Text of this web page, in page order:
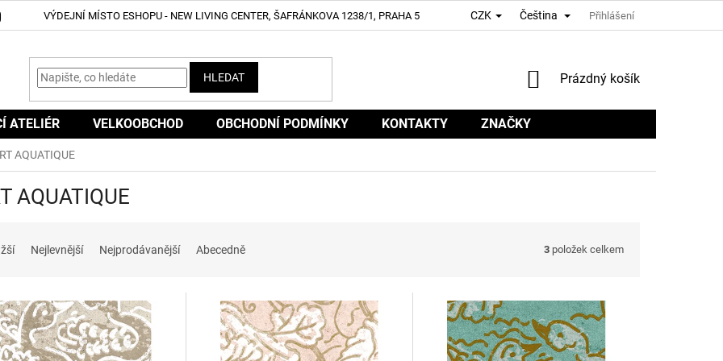
VÝDEJNÍ MÍSTO ESHOPU - NEW LIVING CENTER, ŠAFRÁNKOVA 1238/1, PRAHA 5 CZK Čeština Přihlášení
HLEDAT
NÁKUPNÍ
Prázdný košík
ATELIÉR VELKOOBCHOD OBCHODNÍ PODMÍNKY KONTAKTY ZNAČKY
AQUATIQUE
AQUATIQUE
Nejlevnější Nejprodávanější Abecedně 3 položek celkem